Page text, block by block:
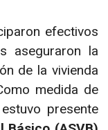
efectivos
aseguraron la
de la vivienda
medida de
presente